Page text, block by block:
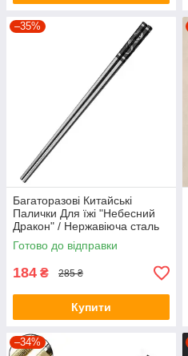
–35%
Багаторазові Китайські
Палички Для їжі "Небесний
Дракон" / Нержавіюча сталь
316L / 1 пара
Готово до відправки
184 ₴ 285 ₴
Купити
–34%